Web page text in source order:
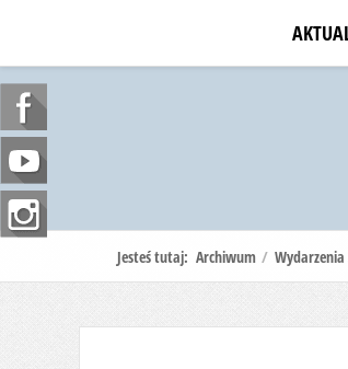
Jesteś tutaj: Archiwum / Wydarzenia